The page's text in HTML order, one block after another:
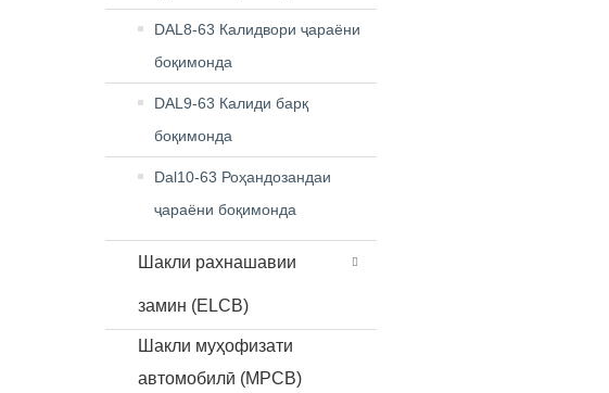
DAL8-63 Калидвори ҷараёни
боқимонда
DAL9-63 Калиди барқ ​​
боқимонда
Dal10-63 Роҳандозандаи
ҷараёни боқимонда
Шакли рахнашавии
замин (ELCB)
Шакли муҳофизати
автомобилӣ (MPCB)